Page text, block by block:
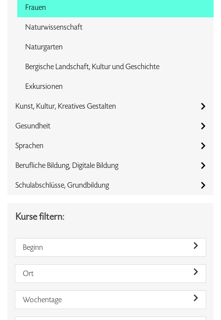
Frauen
Naturwissenschaft
Naturgarten
Bergische Landschaft, Kultur und Geschichte
Exkursionen
Kunst, Kultur, Kreatives Gestalten
Gesundheit
Sprachen
Berufliche Bildung, Digitale Bildung
Schulabschlüsse, Grundbildung
Kurse filtern:
Beginn
Ort
Wochentage